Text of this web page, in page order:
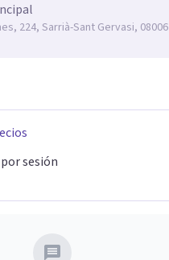
224, Sarrià-Sant Gervasi, 08006
sesión